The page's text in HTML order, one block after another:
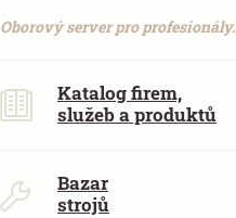
Oborový server pro profesionály.
Katalog firem,
služeb a produktů
Bazar
strojů